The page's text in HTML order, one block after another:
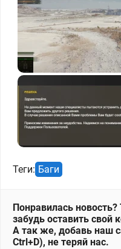
Теги: Баги
Понравилась новость?
забудь оставить свой
А так же, добавь наш
Ctrl+D), не теряй нас.